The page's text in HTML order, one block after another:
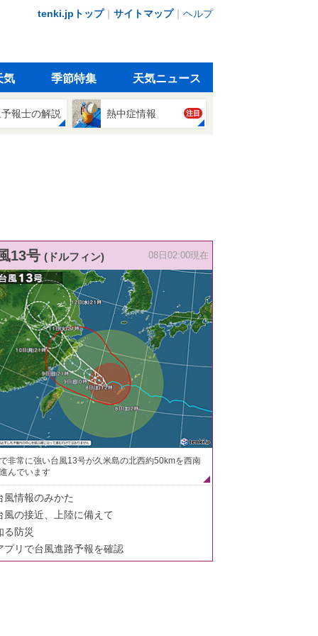
tenki.jpトップ｜ サイトマップ｜ ヘルプ
気 季節特集 天気ニュース
報士の解説 熱中症情報 注目
13号 (ドルフィン) 08日02:00現在
非常に強い台風13号が久米島の北西約50kmを西南
んでいます
風情報のみかた
風の接近、上陸に備えて
る防災
プリで台風進路予報を確認